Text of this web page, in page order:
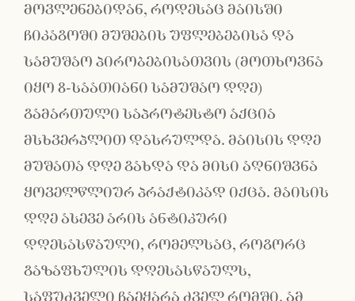
მოვლენებიდან, როდესაც მაისში
ჩიკაგოში მუშების უფლებებისა და
სამუშაო პირობებისათვის (მოთხოვნა
იყო 8-საათიანი სამუშაო დღე)
გამართული საპროტესტო აქცია
მსხვერპლით დასრულდა. მაისის დღე
მუშათა დღე გახდა და მისი აღნიშვნა
ყოველწლიურ პრაქტიკად იქცა. მაისის
დღე ასევე არის ანტიკური
დღესასწაული, რომელსაც, როგორც
გაზაფხულის დღესასწაულს,